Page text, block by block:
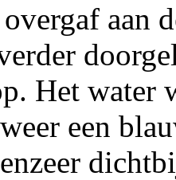
aan
Het water
een